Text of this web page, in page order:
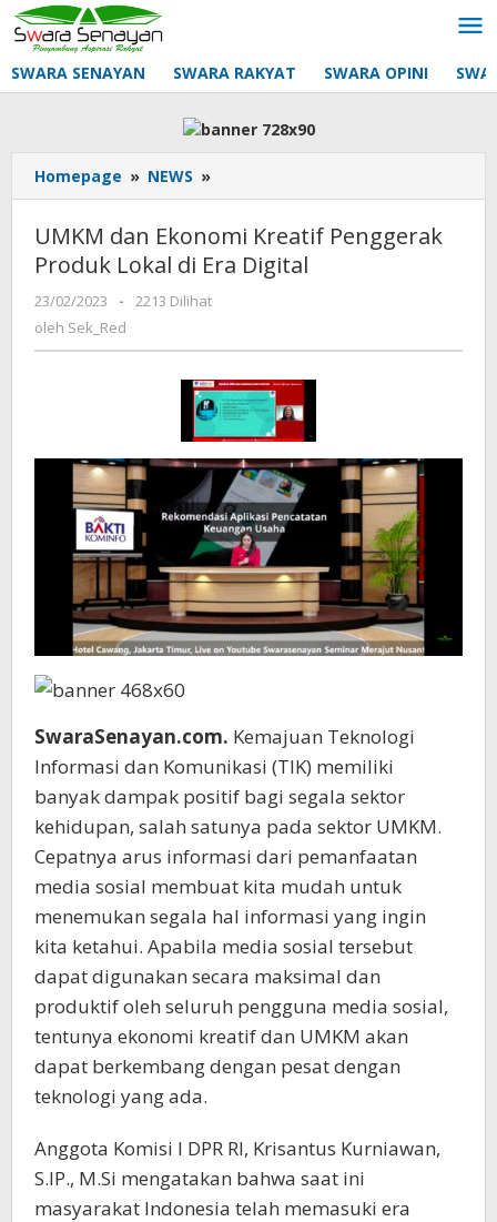
Lewati
ke
konten
SWARA SENAYAN SWARA RAKYAT SWARA OPINI
Homepage » NEWS »
dan
Kreatif
Penggerak
Digital
UMKM dan Ekonomi Kreatif Penggerak
Produk Lokal di Era Digital
23/02/2023
oleh
Sek_Red
-
2213 Dilihat
oleh Sek_Red
SwaraSenayan.com. Kemajuan Teknologi
Informasi dan Komunikasi (TIK) memiliki
banyak dampak positif bagi segala sektor
kehidupan, salah satunya pada sektor UMKM.
Cepatnya arus informasi dari pemanfaatan
media sosial membuat kita mudah untuk
menemukan segala hal informasi yang ingin
kita ketahui. Apabila media sosial tersebut
dapat digunakan secara maksimal dan
produktif oleh seluruh pengguna media sosial,
tentunya ekonomi kreatif dan UMKM akan
dapat berkembang dengan pesat dengan
teknologi yang ada.
Anggota Komisi I DPR RI, Krisantus Kurniawan,
S.IP., M.Si mengatakan bahwa saat ini
masyarakat Indonesia telah memasuki era